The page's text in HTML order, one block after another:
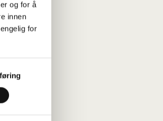
og for å
innen
for